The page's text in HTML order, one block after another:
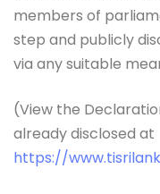
members of
step and publicly
via any suitable
(View the
already disclosed at
https://